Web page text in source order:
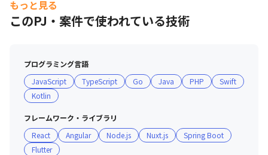
この手法が採用できる理由は、以下の3点です。
み取引しています。
２：各プロジェクト当社から4人以上エンジニアが配置さ
れているから
スケジュールを調整するリーダーと、スクラムで協力し合
えるエンジニアがいます。
もっと見る
このPJ・案件で使われている技術
プログラミング言語
JavaScript
TypeScript Go Java PHP
Swift
Kotlin
フレームワーク・ライブラリ
React
Angular Node.js Nuxt.js
Spring Boot
Flutter